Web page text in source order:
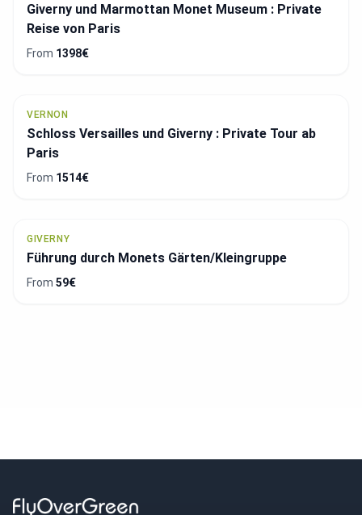
Giverny und Marmottan Monet Museum : Private
Reise von Paris
From 1398€
VERNON
Schloss Versailles und Giverny : Private Tour ab
Paris
From 1514€
GIVERNY
Führung durch Monets Gärten/Kleingruppe
From 59€